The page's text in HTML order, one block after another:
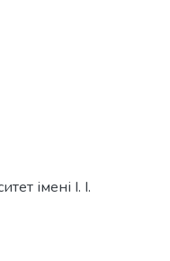
імені І. І.